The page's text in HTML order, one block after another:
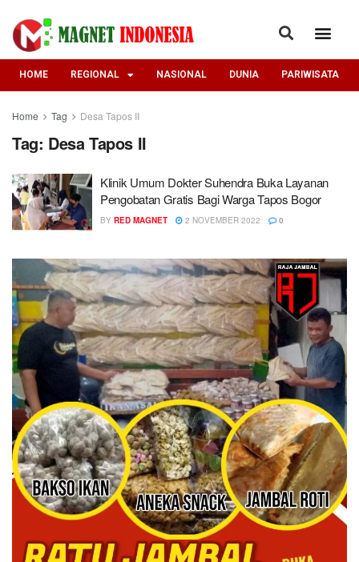
HOME REGIONAL NASIONAL DUNIA PARIWISATA
Home Tag Desa Tapos II
Tag: Desa Tapos II
Klinik Umum Dokter Suhendra Buka Layanan
Pengobatan Gratis Bagi Warga Tapos Bogor
BY RED MAGNET 2 NOVEMBER 2022 0